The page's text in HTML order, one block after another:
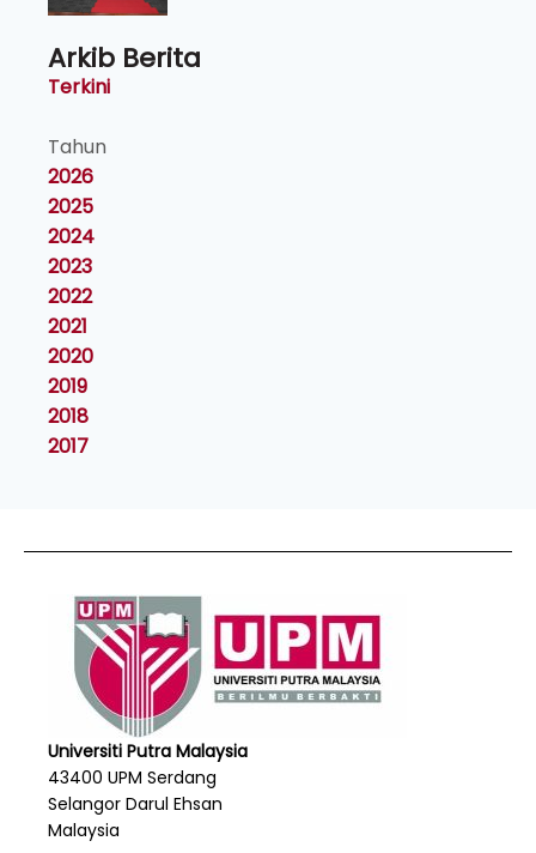
Arkib Berita
Terkini
Tahun
2026
2025
2024
2023
2022
2021
2020
2019
2018
2017
Universiti Putra Malaysia
43400 UPM Serdang
Selangor Darul Ehsan
Malaysia